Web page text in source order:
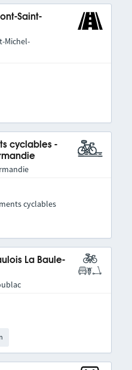
Saint-
Michel-
cyclables -
cyclables
La Baule-